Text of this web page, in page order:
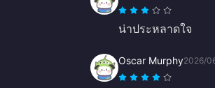
น่าประหลาดใจ
Oscar Murphy2026/